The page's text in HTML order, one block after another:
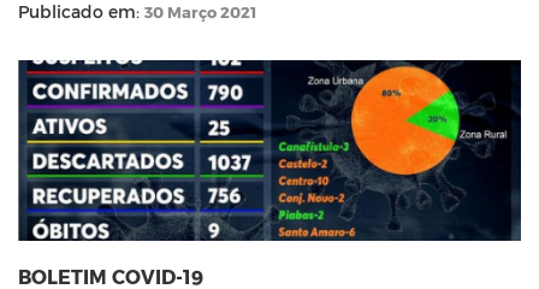
Publicado em: 30 Março 2021
BOLETIM COVID-19